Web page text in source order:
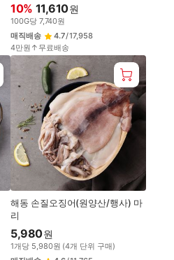
10% 11,610원
100G당 7,740원
매직배송
4.7/17,958
4만원↑무료배송
해동 손질오징어(원양산/행사) 마
리
5,980원
1개당 5,980원 (4개 단위 구매)